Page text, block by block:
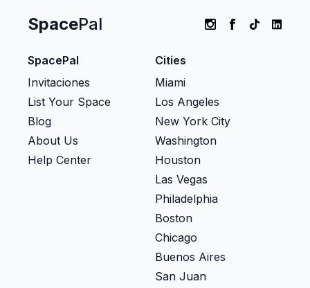
SpacePal
SpacePal
Invitaciones
List Your Space
Blog
About Us
Help Center
Cities
Miami
Los Angeles
New York City
Washington
Houston
Las Vegas
Philadelphia
Boston
Chicago
Buenos Aires
San Juan